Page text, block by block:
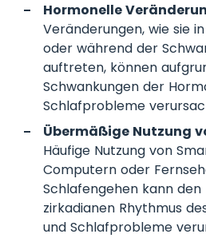
Hormonelle
Veränderungen, wie sie
oder während der
auftreten, können
Schwankungen der
Schlafprobleme
Übermäßige Nutzung
Häufige Nutzung von
Computern oder
Schlafengehen kann
zirkadianen Rhythmus
und Schlafprobleme